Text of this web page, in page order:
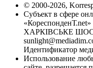
© 2000-2026,
Субъект в сфере
ХАРКІВСЬКЕ ШОСЕ,
Идентификатор
Использование